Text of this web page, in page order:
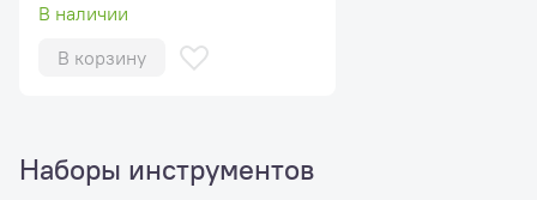
В наличии
В корзину
Наборы инструментов